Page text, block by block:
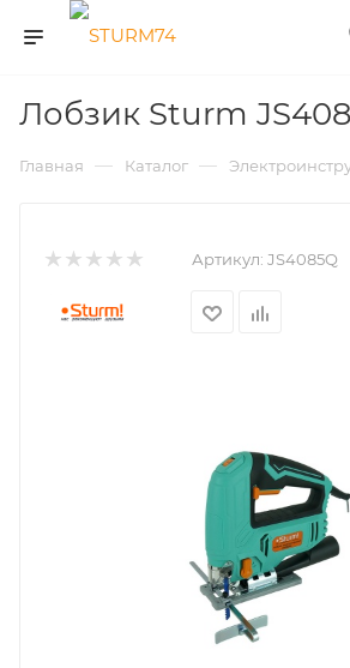
Лобзик Sturm
Главная — Каталог —
Артикул: JS4085Q